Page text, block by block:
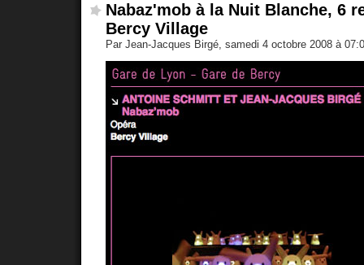
Nabaz'mob à la Nuit Blanche, 6
Bercy Village
Par Jean-Jacques Birgé, samedi 4 octobre 2008 à